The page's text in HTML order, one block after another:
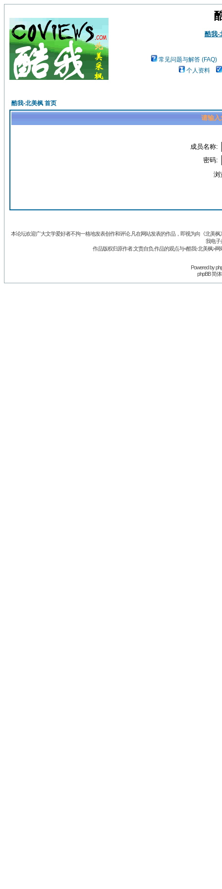
酷我-
常见问题与解答 (FAQ)
个人资料
酷我-北美枫 首页
请输入
成员名称:
密码:
浏
本论坛欢迎广大文学爱好者不拘一格地发表创作和评论.凡在网站发表的作品，即视为向《北美
我电子
作品版权归原作者.文责自负.作品的观点与<酷我-北美枫>
Powered by
phpBB 简